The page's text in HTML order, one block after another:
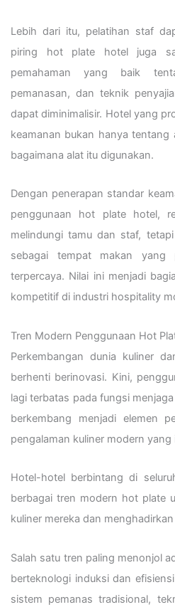
Lebih dari itu, pelatihan staf
piring hot plate hotel juga
pemahaman yang baik
pemanasan, dan teknik
dapat diminimalisir. Hotel yang
keamanan bukan hanya
bagaimana alat itu digunakan.
Dengan penerapan standar
penggunaan hot plate hotel,
melindungi tamu dan staf,
sebagai tempat makan yang
terpercaya. Nilai ini menjadi
kompetitif di industri hospitality
Tren Modern Penggunaan Hot
Perkembangan dunia kuliner
berhenti berinovasi. Kini,
lagi terbatas pada fungsi
berkembang menjadi elemen
pengalaman kuliner modern
Hotel-hotel berbintang di
berbagai tren modern hot plate
kuliner mereka dan
Salah satu tren paling menonjol
berteknologi induksi dan
sistem pemanas tradisional,